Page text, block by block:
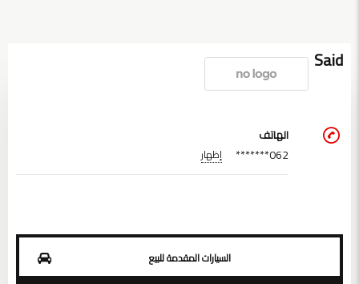
Said
الهاتف
062******* إظهار
السيارات المقدمة للبيع